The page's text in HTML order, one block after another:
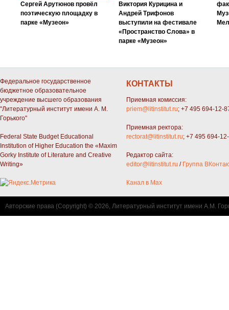
Сергей Арутюнов провёл
поэтическую площадку в
парке «Музеон»
Виктория Курицина и
Андрей Трифонов
выступили на фестивале
«Пространство Слова» в
парке «Музеон»
Федеральное государственное
бюджетное образовательное
учреждение высшего образования
"Литературный институт имени А. М.
Горького"
Federal State Budget Educational
Institution of Higher Education the «Maxim
Gorky Institute of Literature and Creative
Writing»
КОНТАКТЫ
Приемная комиссия:
priem@litinstitut.ru; +7 495 694-12-
Приемная ректора:
rectorat@litinstitut.ru; +7 495 694-
Редактор сайта:
editor@litinstitut.ru / Группа
Канал в Max
Авторские права (Copyright) © 2026, Литературный институт имени А.М.